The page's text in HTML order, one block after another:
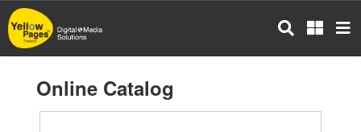
Skip
to
main
Online Catalog